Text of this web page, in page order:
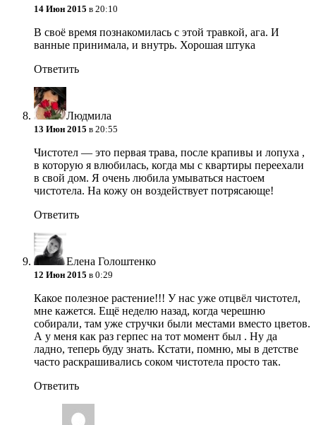
14 Июн 2015 в 20:10
В своё время познакомилась с этой травкой, ага. И
ванные принимала, и внутрь. Хорошая штука
Ответить
Людмила
13 Июн 2015 в 20:55
Чистотел — это первая трава, после крапивы и лопуха ,
в которую я влюбилась, когда мы с квартиры переехали
в свой дом. Я очень любила умываться настоем
чистотела. На кожу он воздействует потрясающе!
Ответить
Елена Голоштенко
12 Июн 2015 в 0:29
Какое полезное растение!!! У нас уже отцвёл чистотел,
мне кажется. Ещё неделю назад, когда черешню
собирали, там уже стручки были местами вместо цветов.
А у меня как раз герпес на тот момент был . Ну да
ладно, теперь буду знать. Кстати, помню, мы в детстве
часто раскрашивались соком чистотела просто так.
Ответить